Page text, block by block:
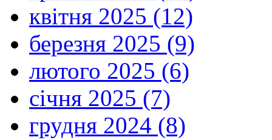
квітня 2025 (12)
березня 2025 (9)
лютого 2025 (6)
січня 2025 (7)
грудня 2024 (8)